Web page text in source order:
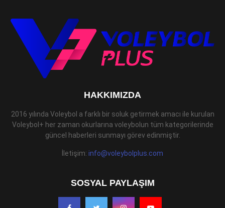
HAKKIMIZDA
2016 yılında Voleybol a farklı bir soluk getirmek amacı ile kurulan
Voleybol+ her zaman okurlarına voleybolun tüm kategorilerinde
güncel haberleri sunmayı görev edinmiştir.
İletişim: info@voleybolplus.com
SOSYAL PAYLAŞIM